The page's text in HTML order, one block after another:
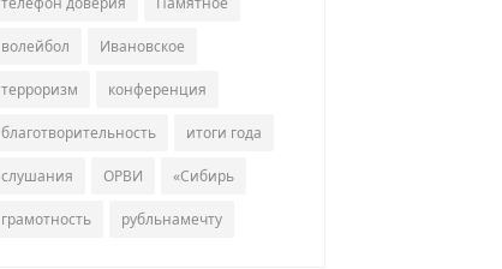
волейбол Ивановское
терроризм конференция
благотворительность итоги года
слушания ОРВИ «Сибирь
грамотность рубльнамечту